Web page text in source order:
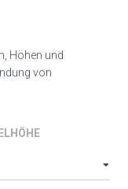
Höhen und
von